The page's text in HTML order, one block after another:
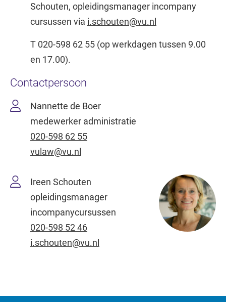
Schouten, opleidingsmanager incompany
cursussen via i.schouten@vu.nl
T 020-598 62 55 (op werkdagen tussen 9.00
en 17.00).
Contactpersoon
Nannette de Boer
medewerker administratie
020-598 62 55
vulaw@vu.nl
Ireen Schouten
opleidingsmanager
incompanycursussen
020-598 52 46
i.schouten@vu.nl